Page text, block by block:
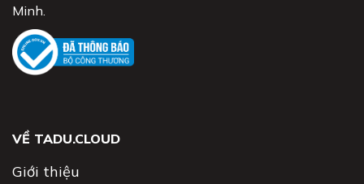
Minh.
VỀ TADU.CLOUD
Giới thiệu